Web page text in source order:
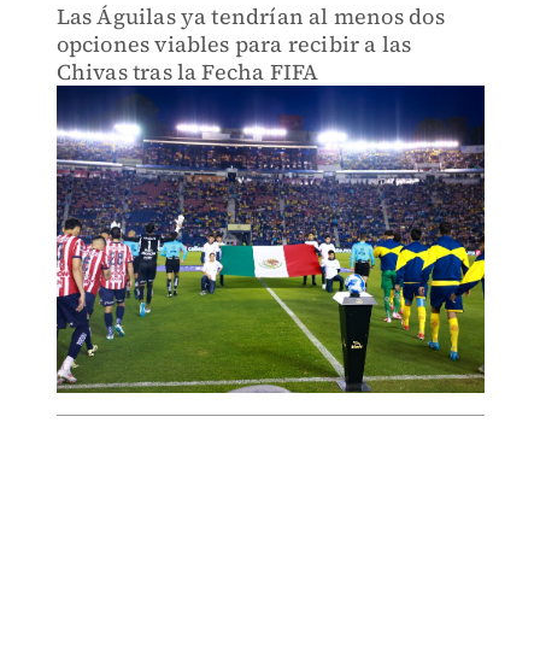
Las Águilas ya tendrían al menos dos
opciones viables para recibir a las
Chivas tras la Fecha FIFA